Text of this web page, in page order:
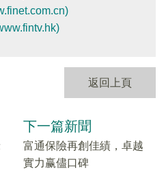
返回上頁
下一篇新聞
富通保險再創佳績，卓越
實力赢儘口碑